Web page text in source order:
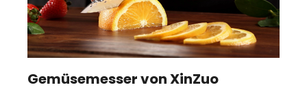
Gemüsemesser von XinZuo